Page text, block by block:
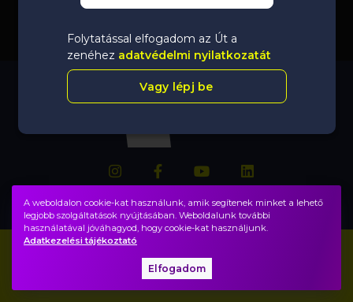
Folytatással elfogadom az Út a
zenéhez adatvédelmi nyilatkozatát
Vagy lépj be
A weboldalon cookie-kat használunk, amik segítenek minket a lehető
legjobb szolgáltatások nyújtásában. Weboldalunk további
használatával jóváhagyod, hogy cookie-kat használjunk.
Adatkezelési tájékoztató
Elfogadom
Impresszum
Adatvédelem, ÁSZF